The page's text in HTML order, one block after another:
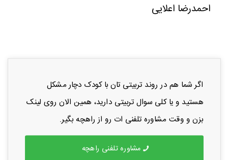
احمدرضا اعلایی
اگر شما هم در روند تربیتی تان با کودک دچار مشکل
هستید و یا کلی سوال تربیتی دارید، همین الان روی لینک
بزن و وقت مشاوره تلفنی ات رو از راهچه بگیر.
مشاوره تلفنی راهچه